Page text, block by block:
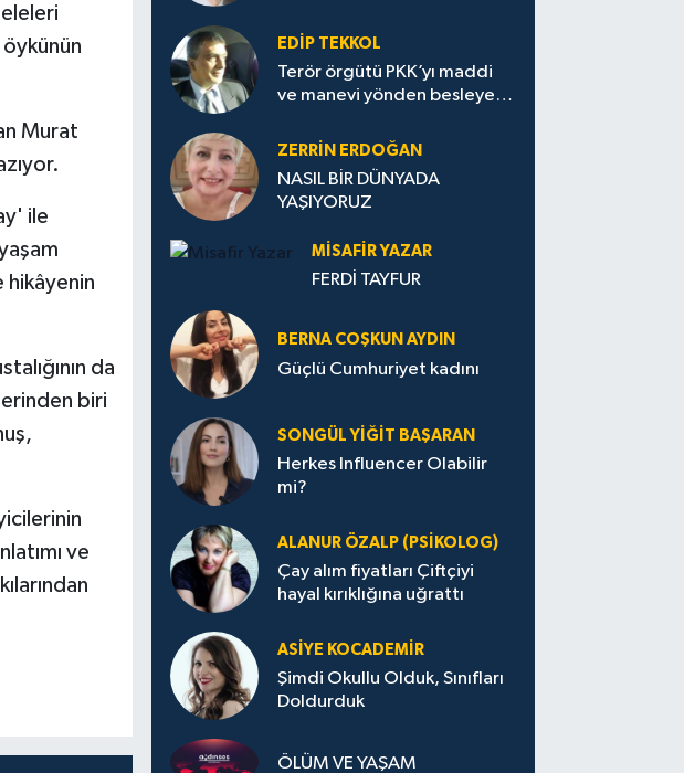
öykünün
Murat
ile
da
biri
ve
EDIP TEKKOL
Terör örgütü PKK’yı maddi
ve manevi yönden besleyen
ZERRIN ERDOĞAN
NASIL BİR DÜNYADA
YAŞIYORUZ
MISAFIR YAZAR
FERDİ TAYFUR
BERNA COŞKUN AYDIN
Güçlü Cumhuriyet kadını
SONGÜL YIĞIT BAŞARAN
Herkes Influencer Olabilir
mi?
ALANUR ÖZALP (PSIKOLOG)
Çay alım fiyatları Çiftçiyi
hayal kırıklığına uğrattı
ASIYE KOCADEMİR
Şimdi Okullu Olduk, Sınıfları
Doldurduk
ÖLÜM VE YAŞAM